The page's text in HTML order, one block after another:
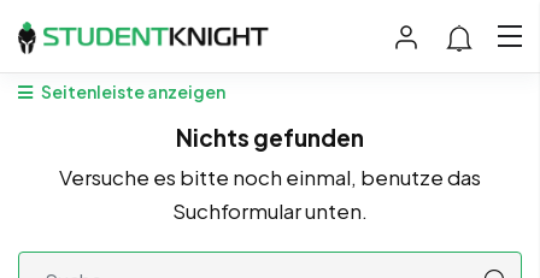
Seitenleiste anzeigen
Nichts gefunden
Versuche es bitte noch einmal, benutze das
Suchformular unten.